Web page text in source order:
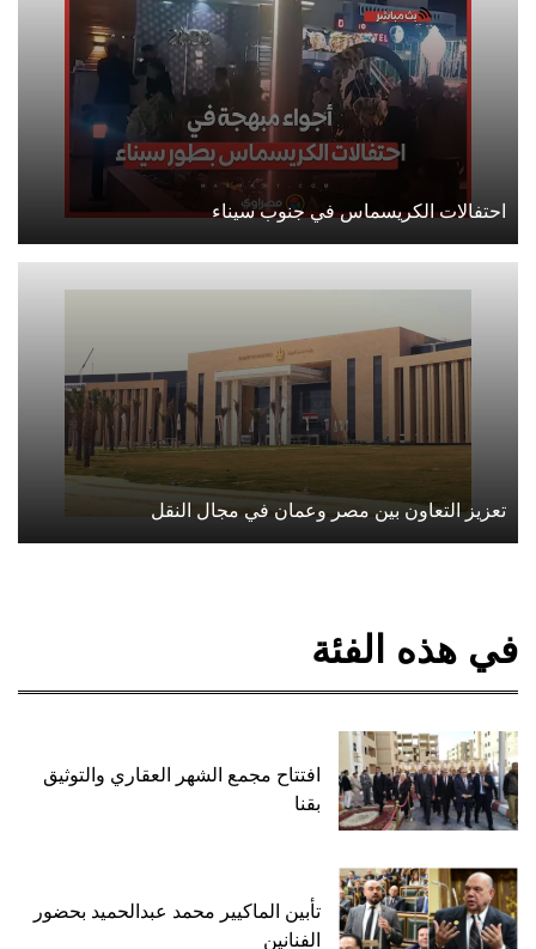
احتفالات الكريسماس في جنوب سيناء
تعزيز التعاون بين مصر وعمان في مجال النقل
في هذه الفئة
افتتاح مجمع الشهر العقاري والتوثيق
بقنا
تأبين الماكيير محمد عبدالحميد بحضور
الفنانين